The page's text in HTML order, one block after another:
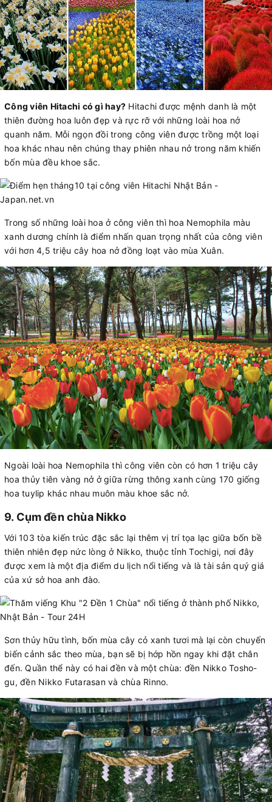
Công viên Hitachi có gì hay? Hitachi được mệnh danh là một
thiên đường hoa luôn đẹp và rực rỡ với những loài hoa nở
quanh năm. Mỗi ngọn đồi trong công viên được trồng một loại
hoa khác nhau nên chúng thay phiên nhau nở trong năm khiến
bốn mùa đều khoe sắc.
Trong số những loài hoa ở công viên thì hoa Nemophila màu
xanh dương chính là điểm nhấn quan trọng nhất của công viên
với hơn 4,5 triệu cây hoa nở đồng loạt vào mùa Xuân.
Ngoài loài hoa Nemophila thì công viên còn có hơn 1 triệu cây
hoa thủy tiên vàng nở ở giữa rừng thông xanh cùng 170 giống
hoa tuylip khác nhau muôn màu khoe sắc nở.
9. Cụm đền chùa Nikko
Với 103 tòa kiến trúc đặc sắc lại thêm vị trí tọa lạc giữa bốn bề
thiên nhiên đẹp nức lòng ở Nikko, thuộc tỉnh Tochigi, nơi đây
được xem là một địa điểm du lịch nổi tiếng và là tài sản quý giá
của xứ sở hoa anh đào.
Sơn thủy hữu tình, bốn mùa cây cỏ xanh tươi mà lại còn chuyến
biến cảnh sắc theo mùa, bạn sẽ bị hớp hồn ngay khi đặt chân
đến. Quần thể này có hai đền và một chùa: đền Nikko Tosho-
gu, đền Nikko Futarasan và chùa Rinno.